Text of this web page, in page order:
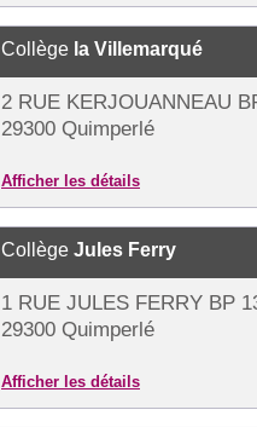
Collège la Villemarqué
2 RUE KERJOUANNEAU
29300 Quimperlé
Afficher les détails
Collège Jules Ferry
1 RUE JULES FERRY BP
29300 Quimperlé
Afficher les détails